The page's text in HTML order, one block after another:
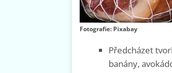
Fotografie: Pixabay
Předcházet
banány,